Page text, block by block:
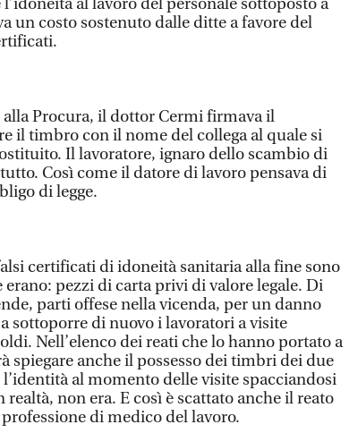
un costo sostenuto dalle ditte a favore del
alla Procura, il dottor Cermi firmava il
il timbro con il nome del collega al quale si
Il lavoratore, ignaro dello scambio di
Così come il datore di lavoro pensava di
di legge.
certificati di idoneità sanitaria alla fine sono
pezzi di carta privi di valore legale. Di
parti offese nella vicenda, per un danno
sottoporre di nuovo i lavoratori a visite
Nell’elenco dei reati che lo hanno portato a
spiegare anche il possesso dei timbri dei due
al momento delle visite spacciandosi
non era. E così è scattato anche il reato
di medico del lavoro.